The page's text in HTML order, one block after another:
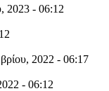
2023 - 06:12
2022 - 06:17
- 06:12